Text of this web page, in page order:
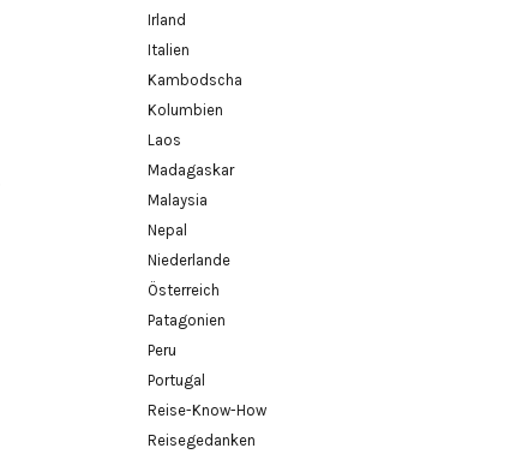
Irland
Italien
Kambodscha
Kolumbien
Laos
Madagaskar
Malaysia
Nepal
Niederlande
Österreich
Patagonien
Peru
Portugal
Reise-Know-How
Reisegedanken